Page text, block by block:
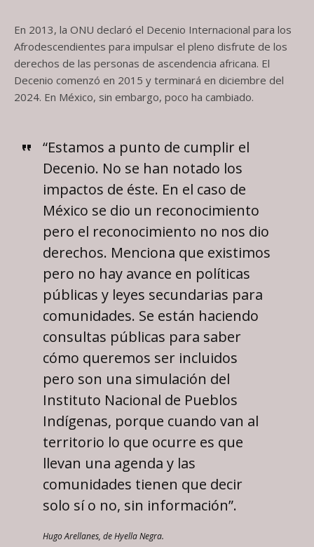
En 2013, la ONU declaró el Decenio Internacional para los
Afrodescendientes para impulsar el pleno disfrute de los
derechos de las personas de ascendencia africana. El
Decenio comenzó en 2015 y terminará en diciembre del
2024. En México, sin embargo, poco ha cambiado.
“Estamos a punto de cumplir el
Decenio. No se han notado los
impactos de éste. En el caso de
México se dio un reconocimiento
pero el reconocimiento no nos dio
derechos. Menciona que existimos
pero no hay avance en políticas
públicas y leyes secundarias para
comunidades. Se están haciendo
consultas públicas para saber
cómo queremos ser incluidos
pero son una simulación del
Instituto Nacional de Pueblos
Indígenas, porque cuando van al
territorio lo que ocurre es que
llevan una agenda y las
comunidades tienen que decir
solo sí o no, sin información”.
Hugo Arellanes, de Hyella Negra.